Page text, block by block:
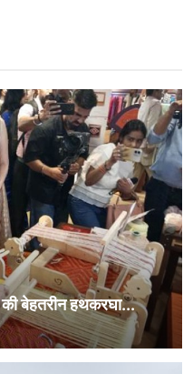
बेहतरीन हथकरघा...